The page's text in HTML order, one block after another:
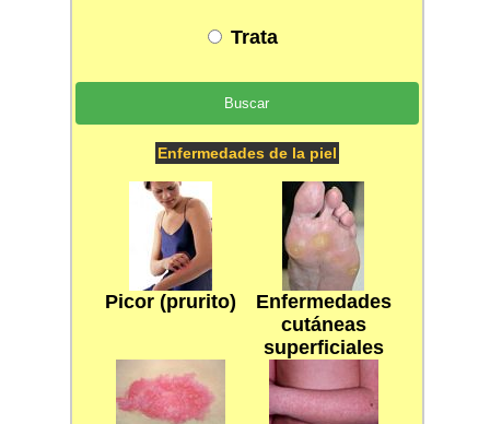
Trata
Enfermedades de la piel
Picor (prurito)
Enfermedades
cutáneas
superficiales